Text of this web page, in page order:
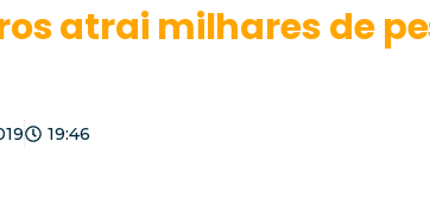
atrai milhares de
19:46